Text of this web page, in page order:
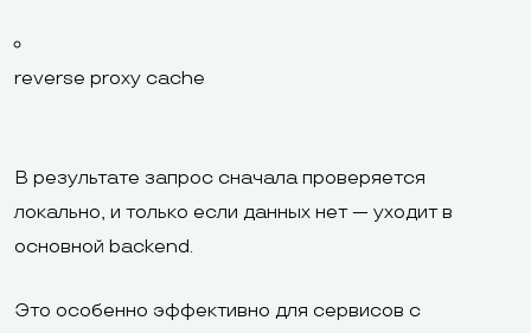
reverse proxy cache
В результате запрос сначала проверяется
локально, и только если данных нет — уходит в
основной backend.
Это особенно эффективно для сервисов с